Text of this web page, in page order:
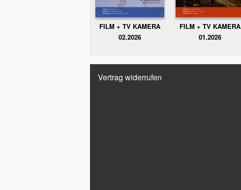
FILM + TV KAMERA
02.2026
FILM + TV KAMERA
01.2026
Vertrag widerrufen